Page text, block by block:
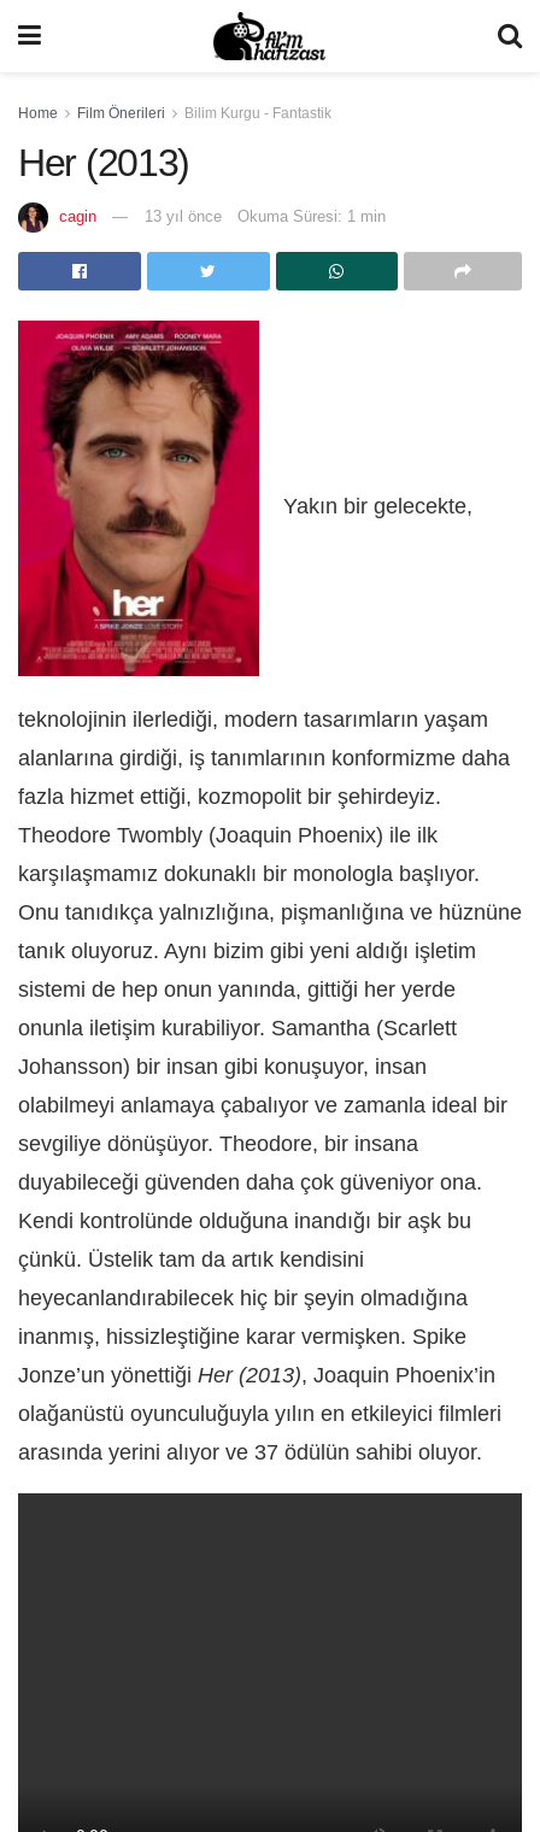
Home Film Önerileri Bilim Kurgu - Fantastik
Her (2013)
cagin 13 yıl önce Okuma Süresi: 1 min
Yakın bir gelecekte,
teknolojinin ilerlediği, modern tasarımların yaşam
alanlarına girdiği, iş tanımlarının konformizme daha
fazla hizmet ettiği, kozmopolit bir şehirdeyiz.
Theodore Twombly (Joaquin Phoenix) ile ilk
karşılaşmamız dokunaklı bir monologla başlıyor.
Onu tanıdıkça yalnızlığına, pişmanlığına ve hüznüne
tanık oluyoruz. Aynı bizim gibi yeni aldığı işletim
sistemi de hep onun yanında, gittiği her yerde
onunla iletişim kurabiliyor. Samantha (Scarlett
Johansson) bir insan gibi konuşuyor, insan
olabilmeyi anlamaya çabalıyor ve zamanla ideal bir
sevgiliye dönüşüyor. Theodore, bir insana
duyabileceği güvenden daha çok güveniyor ona.
Kendi kontrolünde olduğuna inandığı bir aşk bu
çünkü. Üstelik tam da artık kendisini
heyecanlandırabilecek hiç bir şeyin olmadığına
inanmış, hissizleştiğine karar vermişken. Spike
Jonze’un yönettiği Her (2013), Joaquin Phoenix’in
olağanüstü oyunculuğuyla yılın en etkileyici filmleri
arasında yerini alıyor ve 37 ödülün sahibi oluyor.